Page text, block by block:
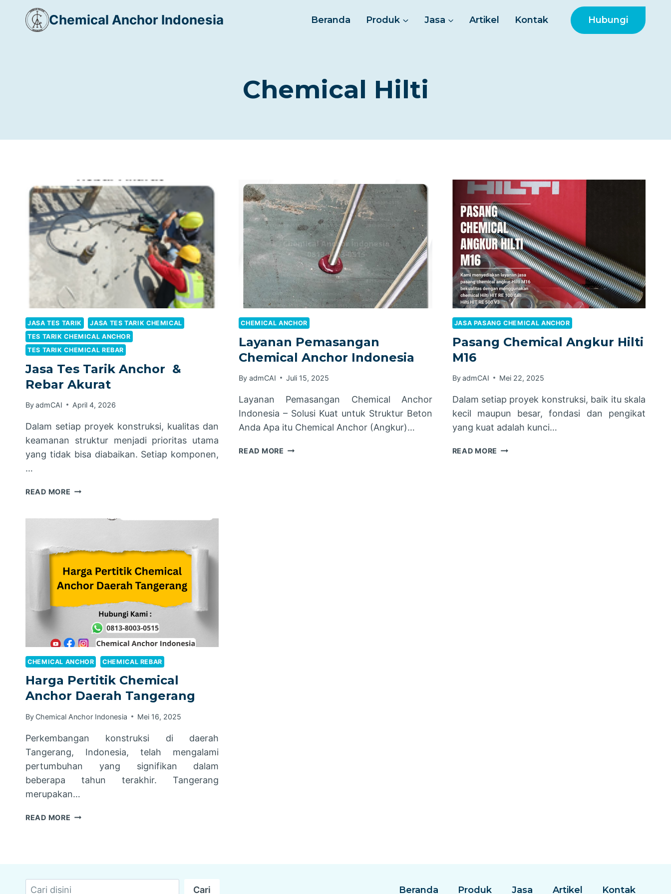
content
Chemical Anchor Indonesia Beranda Produk Jasa Artikel Kontak Hubungi
Chemical Hilti
JASA TES TARIK
JASA TES TARIK CHEMICAL
TES TARIK CHEMICAL ANCHOR
TES TARIK CHEMICAL REBAR
Jasa Tes Tarik Anchor &
Rebar Akurat
ByadmCAI April 4, 2026
Dalam setiap proyek konstruksi, kualitas dan
keamanan struktur menjadi prioritas utama
yang tidak bisa diabaikan. Setiap komponen,
…
READ MORE JASA
REBAR
CHEMICAL ANCHOR
Layanan Pemasangan
Chemical Anchor Indonesia
By admCAI Juli 15, 2025
Layanan Pemasangan Chemical Anchor
Indonesia – Solusi Kuat untuk Struktur Beton
Anda Apa itu Chemical Anchor (Angkur)…
READ MORE LAYANAN
JASA PASANG CHEMICAL ANCHOR
Pasang Chemical Angkur Hilti
M16
ByadmCAI Mei 22, 2025
Dalam setiap proyek konstruksi, baik itu skala
kecil maupun besar, fondasi dan pengikat
yang kuat adalah kunci…
READ MORE PASANG
CHEMICAL ANCHOR CHEMICAL REBAR
Harga Pertitik Chemical
Anchor Daerah Tangerang
By Chemical Anchor Indonesia Mei 16, 2025
Perkembangan konstruksi di daerah
Tangerang, Indonesia, telah mengalami
pertumbuhan yang signifikan dalam
beberapa tahun terakhir. Tangerang
merupakan…
READ MORE HARGA
Cari Cari Beranda Produk Jasa Artikel Kontak